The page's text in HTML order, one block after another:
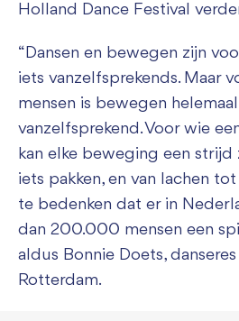
Holland Dance Festival
“Dansen en bewegen zijn
iets vanzelfsprekends. Maar
mensen is bewegen
vanzelfsprekend. Voor wie
kan elke beweging een strijd
iets pakken, en van lachen
te bedenken dat er in
dan 200.000 mensen een
aldus Bonnie Doets,
Rotterdam.